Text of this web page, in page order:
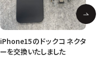
iPhone15のドックコネクタ
ーを交換いたしました
Next